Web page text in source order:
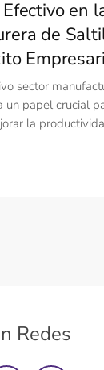
en
de
sector
un papel crucial
la
Redes